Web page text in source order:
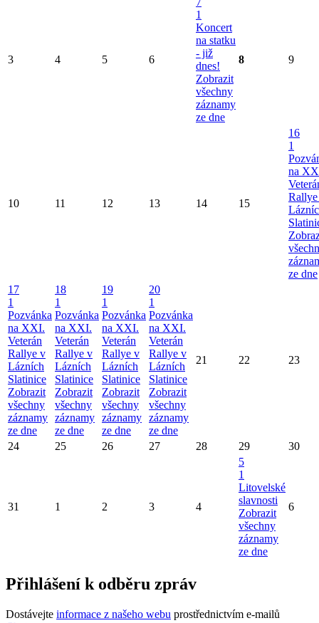
3 4 5 6
1
Koncert
na statku
- již
dnes!
Zobrazit
všechny
záznamy
ze dne
8 9
10 11 12 13 14 15
16
1
na
ze dne
17
1
Pozvánka
na XXI.
Veterán
Rallye v
Lázních
Slatinice
Zobrazit
všechny
záznamy
ze dne
18
1
Pozvánka
na XXI.
Veterán
Rallye v
Lázních
Slatinice
Zobrazit
všechny
záznamy
ze dne
19
1
Pozvánka
na XXI.
Veterán
Rallye v
Lázních
Slatinice
Zobrazit
všechny
záznamy
ze dne
20
1
Pozvánka
na XXI.
Veterán
Rallye v
Lázních
Slatinice
Zobrazit
všechny
záznamy
ze dne
21 22 23
24 25 26 27 28 29 30
31 1 2 3 4
5
1
Litovelské
slavnosti
Zobrazit
všechny
záznamy
ze dne
6
Přihlášení k odběru zpráv
Dostávejte informace z našeho webu prostřednictvím e-mailů